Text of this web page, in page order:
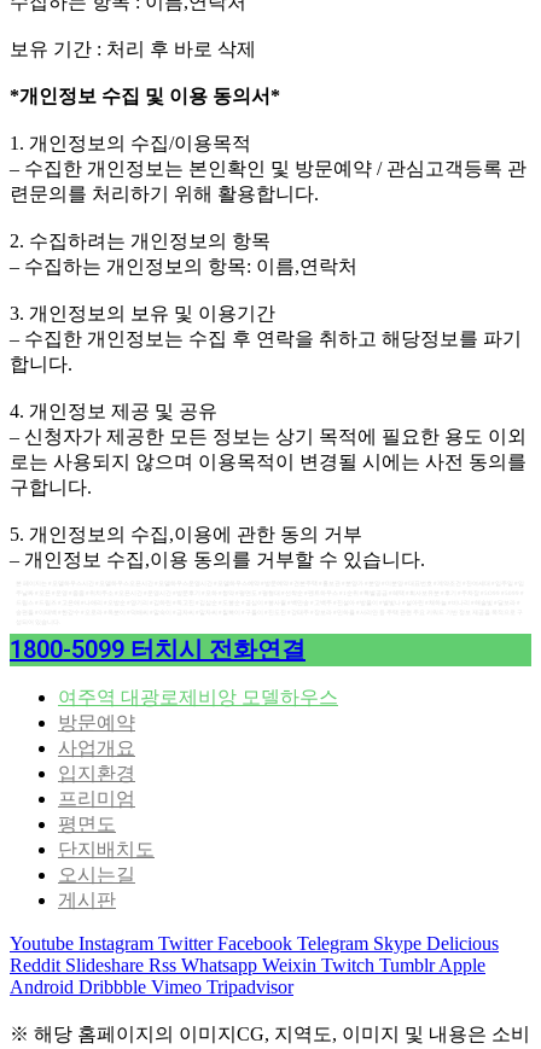
보유 기간 : 처리 후 바로 삭제
*개인정보 수집 및 이용 동의서*
1. 개인정보의 수집/이용목적
– 수집한 개인정보는 본인확인 및 방문예약 / 관심고객등록 관
련문의를 처리하기 위해 활용합니다.
2. 수집하려는 개인정보의 항목
– 수집하는 개인정보의 항목: 이름,연락처
3. 개인정보의 보유 및 이용기간
– 수집한 개인정보는 수집 후 연락을 취하고 해당정보를 파기
합니다.
4. 개인정보 제공 및 공유
– 신청자가 제공한 모든 정보는 상기 목적에 필요한 용도 이외
로는 사용되지 않으며 이용목적이 변경될 시에는 사전 동의를
구합니다.
5. 개인정보의 수집,이용에 관한 동의 거부
– 개인정보 수집,이용 동의를 거부할 수 있습니다.
1800-5099 터치시 전화연결
여주역 대광로제비앙 모델하우스
방문예약
사업개요
입지환경
프리미엄
평면도
단지배치도
오시는길
게시판
Youtube Instagram Twitter Facebook Telegram Skype Delicious
Reddit Slideshare Rss Whatsapp Weixin Twitch Tumblr Apple
Android Dribbble Vimeo Tripadvisor
※ 해당 홈페이지의 이미지CG, 지역도, 이미지 및 내용은 소비